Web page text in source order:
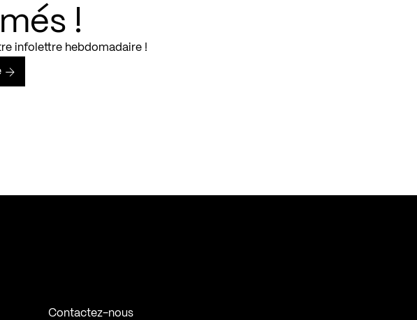
!
infolettre hebdomadaire !
Contactez-nous